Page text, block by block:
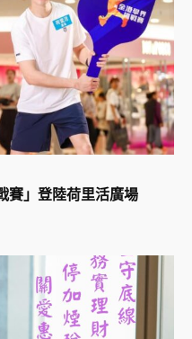
賽」登陸荷里活廣場